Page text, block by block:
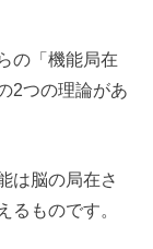
の「機能局在
2つの理論があ
は脳の局在さ
るものです。